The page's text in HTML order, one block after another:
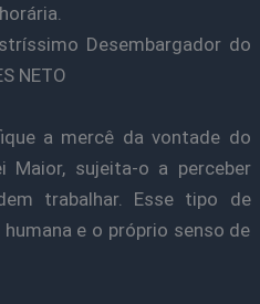
Desembargador do
NETO
a mercê da vontade do
sujeita-o a perceber
trabalhar. Esse tipo de
e o próprio senso de